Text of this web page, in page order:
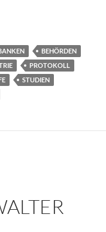
Finanzaufsicht
BEHÖRDEN
PROTOKOLL
STUDIEN